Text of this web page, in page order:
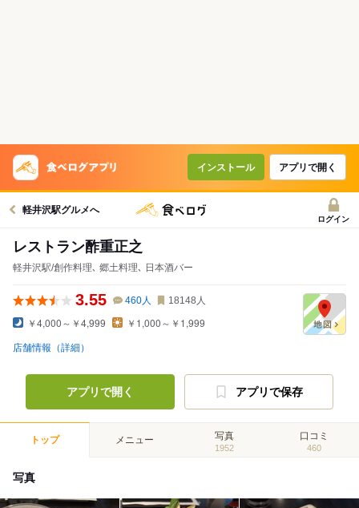
インストール アプリで開く
軽井沢駅グルメへ
ログイン
レストラン酢重正之
軽井沢駅/創作料理､ 郷土料理､ 日本酒バー
3.55 460人 18148 人
￥4,000～￥4,999 ￥1,000～￥1,999
店舗情報（詳細）
アプリで開く アプリで保存
トップ メニュー 写真
1952
口コミ
460
写真